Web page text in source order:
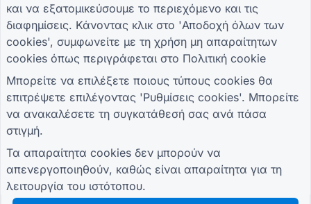
ΓΊΝΕΤΕ ΜΈΛΟΣ ΤΗΣ ΚΟΙΝΌΤΗΤΑΣ
ΟΔΗΓΟΊ
Κέντρο βοήθειας
Ιστολόγιο
TIGER FORM
Οδηγός
ΕΤΑΙΡΕΊΑ
Σχετικά με εμάς
Επικοινωνήστε μαζί
μας
Οροι
Πολιτική Απορρήτου
Ρυθμίσεις cookies
και να εξατομικεύσουμε το περιεχόμενο και τις
διαφημίσεις. Κάνοντας κλικ στο 'Αποδοχή όλων των
cookies', συμφωνείτε με τη χρήση μη απαραίτητων
cookies όπως περιγράφεται στο Πολιτική cookie
Μπορείτε να επιλέξετε ποιους τύπους cookies θα
επιτρέψετε επιλέγοντας 'Ρυθμίσεις cookies'. Μπορείτε
να ανακαλέσετε τη συγκατάθεσή σας ανά πάσα
στιγμή.
Τα απαραίτητα cookies δεν μπορούν να
απενεργοποιηθούν, καθώς είναι απαραίτητα για τη
λειτουργία του ιστότοπου.